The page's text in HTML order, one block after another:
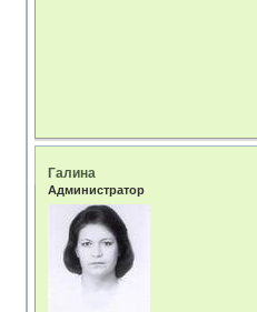
Галина
Администратор